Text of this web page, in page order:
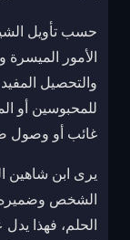
حسب تأويل
الأمور الميسرة
والتحصيل
للمحبوسين أو
غائب أو وصول
يرى ابن شاهين
الشخص وضميره.
الحلم، فهذا